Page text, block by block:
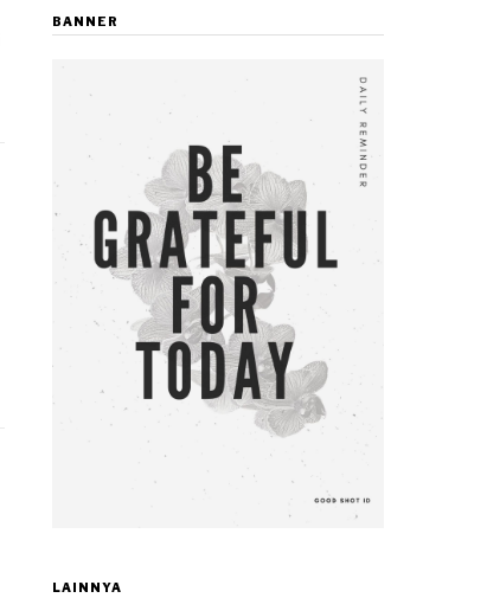
BANNER
LAINNYA